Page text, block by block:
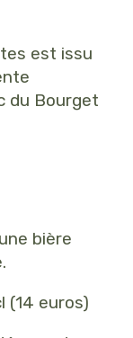
est issu
du Bourget
bière
(14 euros)